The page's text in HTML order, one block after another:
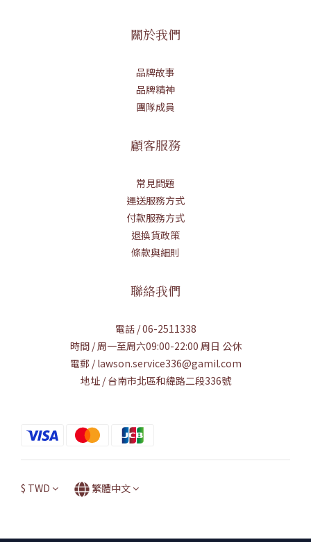
關於我們
品牌故事
品牌精神
團隊成員
顧客服務
常見問題
運送服務方式
付款服務方式
退換貨政策
條款與細則
聯絡我們
電話 / 06-2511338
時間 / 周一至周六09:00-22:00 周日 公休
電郵 / lawson.service336@gamil.com
地址 / 台南市北區和緯路二段336號
$ TWD 繁體中文